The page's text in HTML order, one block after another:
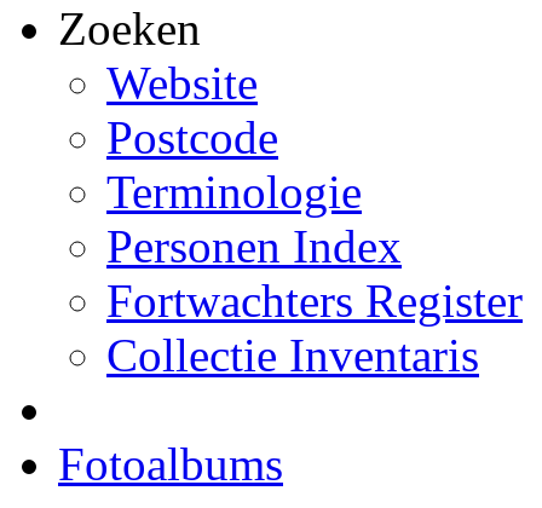
Zoeken
Website
Postcode
Terminologie
Personen Index
Fortwachters Register
Collectie Inventaris
Fotoalbums